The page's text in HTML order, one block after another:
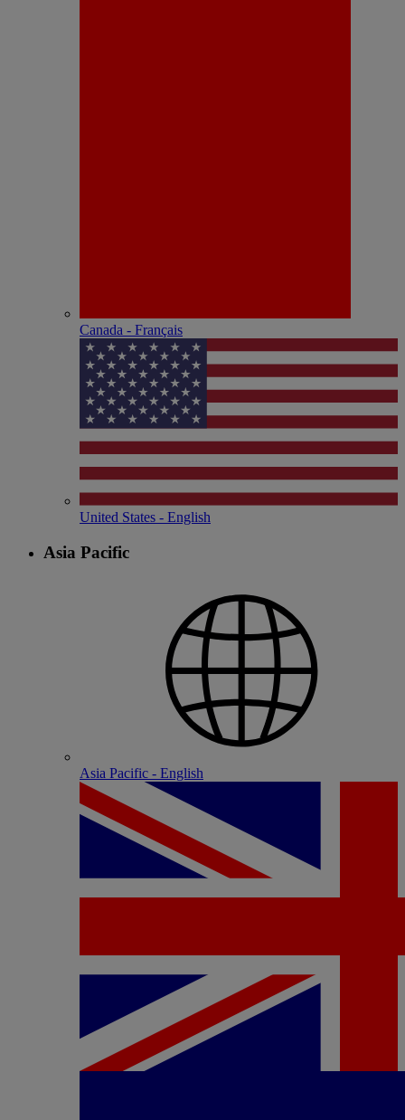
Canada - Français
United States - English
Asia Pacific
Asia Pacific - English